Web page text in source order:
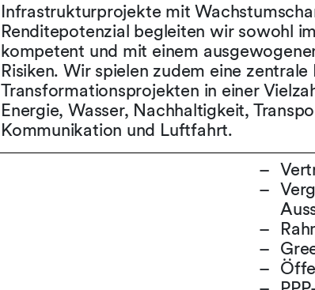
Infrastrukturprojekte mit
Renditepotenzial begleiten wir sowohl
kompetent und mit einem
Risiken. Wir spielen zudem eine zentrale
Transformationsprojekten in einer
Energie, Wasser, Nachhaltigkeit,
Kommunikation und Luftfahrt.